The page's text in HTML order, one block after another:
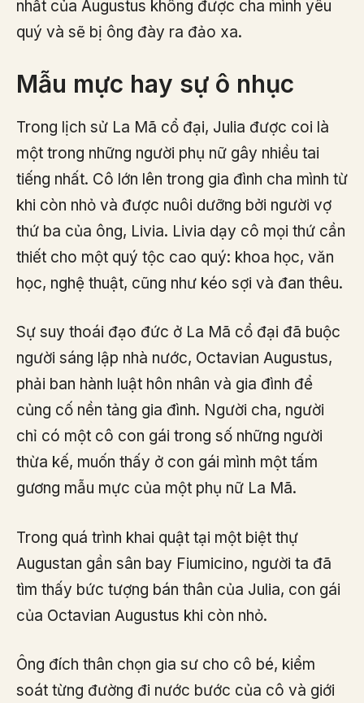
nhất của Augustus không được cha mình yêu
quý và sẽ bị ông đày ra đảo xa.
Mẫu mực hay sự ô nhục
Trong lịch sử La Mã cổ đại, Julia được coi là
một trong những người phụ nữ gây nhiều tai
tiếng nhất. Cô lớn lên trong gia đình cha mình từ
khi còn nhỏ và được nuôi dưỡng bởi người vợ
thứ ba của ông, Livia. Livia dạy cô mọi thứ cần
thiết cho một quý tộc cao quý: khoa học, văn
học, nghệ thuật, cũng như kéo sợi và đan thêu.
Sự suy thoái đạo đức ở La Mã cổ đại đã buộc
người sáng lập nhà nước, Octavian Augustus,
phải ban hành luật hôn nhân và gia đình để
củng cố nền tảng gia đình. Người cha, người
chỉ có một cô con gái trong số những người
thừa kế, muốn thấy ở con gái mình một tấm
gương mẫu mực của một phụ nữ La Mã.
Trong quá trình khai quật tại một biệt thự
Augustan gần sân bay Fiumicino, người ta đã
tìm thấy bức tượng bán thân của Julia, con gái
của Octavian Augustus khi còn nhỏ.
Ông đích thân chọn gia sư cho cô bé, kiểm
soát từng đường đi nước bước của cô và giới